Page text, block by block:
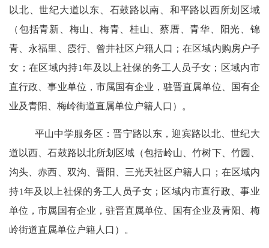
以北、世纪大道以东、石鼓路以南、和平路以西所划区域
（包括青新、梅山、梅青、桂山、蔡厝、青华、阳光、锦
青、永福里、霞行、曾井社区户籍人口；在区域内购房户子
女；在区域内持1年及以上社保的务工人员子女；区域内市
直行政、事业单位，市属国有企业，驻晋直属单位、国有企
业及青阳、梅岭街道直属单位户籍人口）。
平山中学服务区：晋宁路以东，迎宾路以北、世纪大
道以西、石鼓路以北所划区域（包括岭山、竹树下、竹园、
沟头、赤西、双沟、晋阳、三光天社区户籍人口；在区域内
持1年及以上社保的务工人员子女；区域内市直行政、事业
单位，市属国有企业，驻晋直属单位、国有企业及青阳、梅
岭街道直属单位户籍人口）。